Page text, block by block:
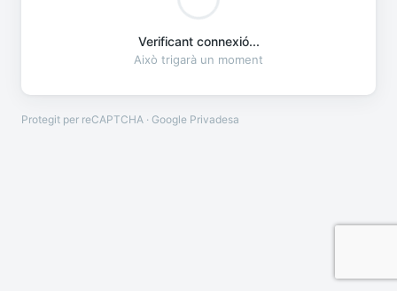
Verificant connexió...
Això trigarà un moment
Protegit per reCAPTCHA · Google Privadesa